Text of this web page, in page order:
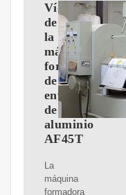
Vídeos
de
la
máquina
formadora
de
envases
de
aluminio
AF45T
La
máquina
formadora